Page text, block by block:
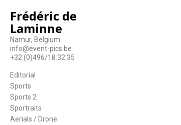
Frédéric de
Laminne
Namur, Belgium
info@event-pics.be
+32 (0)496/18.32.35
Editorial
Sports
Sports 2
Sportraits
Aerials / Drone